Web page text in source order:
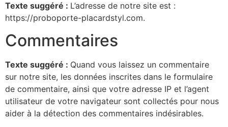
Texte suggéré : L’adresse de notre site est :
https://proboporte-placardstyl.com.
Commentaires
Texte suggéré : Quand vous laissez un commentaire
sur notre site, les données inscrites dans le formulaire
de commentaire, ainsi que votre adresse IP et l’agent
utilisateur de votre navigateur sont collectés pour nous
aider à la détection des commentaires indésirables.